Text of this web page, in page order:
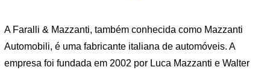
A Faralli & Mazzanti, também conhecida como Mazzanti
Automobili, é uma fabricante italiana de automóveis. A
empresa foi fundada em 2002 por Luca Mazzanti e Walter